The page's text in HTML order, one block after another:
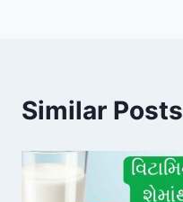
Similar Posts